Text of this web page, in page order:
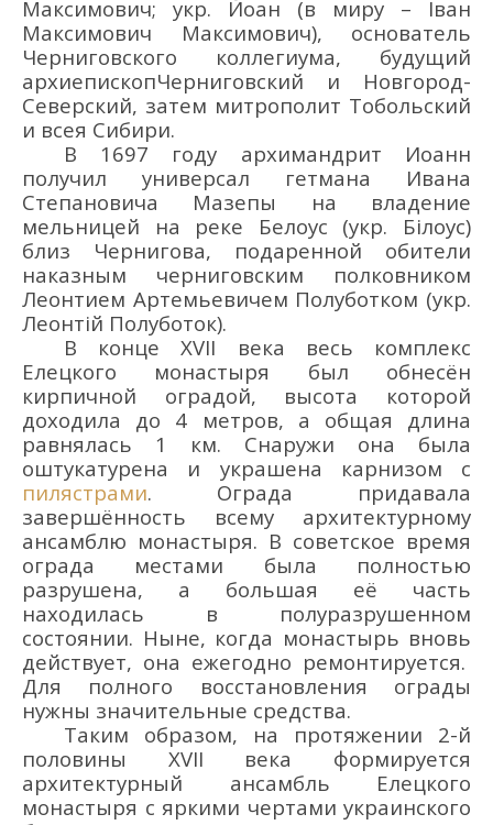
Максимович; укр. Йоан (в миру – Іван
Максимович Максимович), основатель
Черниговского коллегиума, будущий
архиепископЧерниговский и Новгород-
Северский, затем митрополит Тобольский
и всея Сибири.
В 1697 году архимандрит Иоанн
получил универсал гетмана Ивана
Степановича Мазепы на владение
мельницей на реке Белоус (укр. Білоус)
близ Чернигова, подаренной обители
наказным черниговским полковником
Леонтием Артемьевичем Полуботком (укр.
Леонтій Полуботок).
В конце XVII века весь комплекс
Елецкого монастыря был обнесён
кирпичной оградой, высота которой
доходила до 4 метров, а общая длина
равнялась 1 км. Снаружи она была
оштукатурена и украшена карнизом с
пилястрами. Ограда придавала
завершённость всему архитектурному
ансамблю монастыря. В советское время
ограда местами была полностью
разрушена, а большая её часть
находилась в полуразрушенном
состоянии. Ныне, когда монастырь вновь
действует, она ежегодно ремонтируется.
Для полного восстановления ограды
нужны значительные средства.
Таким образом, на протяжении 2-й
половины XVII века формируется
архитектурный ансамбль Елецкого
монастыря с яркими чертами украинского